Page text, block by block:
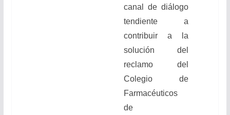
canal de diálogo
tendiente a
contribuir a la
solución del
reclamo del
Colegio de
Farmacéuticos
de